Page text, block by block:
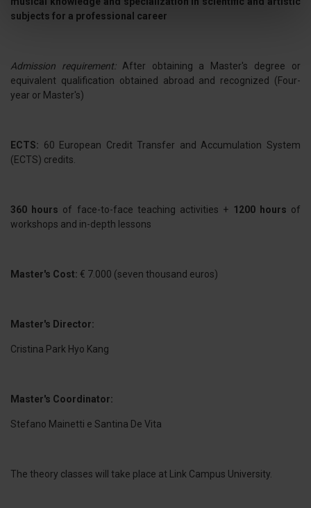
Identificare il tuo dispositivo, scansionandolo
Approfondisci come vengono elaborati i tuoi dati personali
e imposta le tue preferenze nellasezione dettagli. Puoi
modificare o ritirare il tuo consenso in qualsiasi momento
Utilizziamo i cookie per personalizzare contenuti ed
annunci, per fornire funzionalità dei social media e per
nostri partner che si occupano di analisi dei dati web,
pubblicità e social media, i quali potrebbero combinarle
subjects for a professional career
Admission requirement:After obtaining a Master's degree or
equivalent qualification obtained abroad and recognized (Four-
year or Master's)
ECTS: 60 European Credit Transfer and Accumulation System
(ECTS) credits.
360 hours of face-to-face teaching activities + 1200 hours of
workshops and in-depth lessons
Master's Cost: € 7.000 (seven thousand euros)
Master's Director:
Cristina Park Hyo Kang
Master's Coordinator:
Stefano Mainetti e Santina De Vita
The theory classes will take place at Link Campus University.